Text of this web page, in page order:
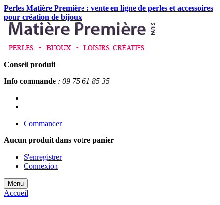
Perles Matière Première : vente en ligne de perles et accessoires
pour création de bijoux
Conseil produit
Info commande : 09 75 61 85 35
Commander
Aucun produit dans votre panier
S'enregistrer
Connexion
Menu
Accueil